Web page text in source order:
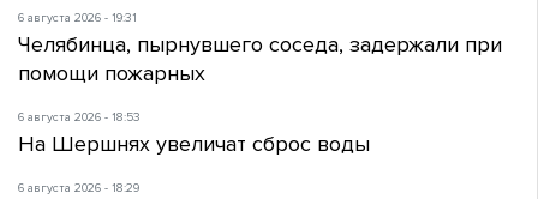
6 августа 2026 - 19:31
Челябинца, пырнувшего соседа, задержали при
помощи пожарных
6 августа 2026 - 18:53
На Шершнях увеличат сброс воды
6 августа 2026 - 18:29